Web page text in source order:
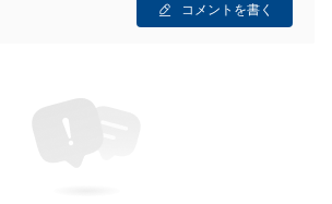
コメントを書く